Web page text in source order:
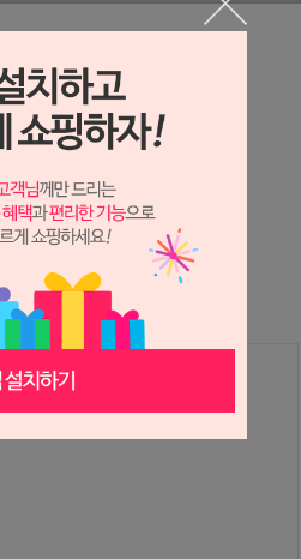
보 새창 열기
를 확대해 보실 수 있습니다.
해주세요 ※
라 가격이 달라질 수 있으니
주문 바랍니다.